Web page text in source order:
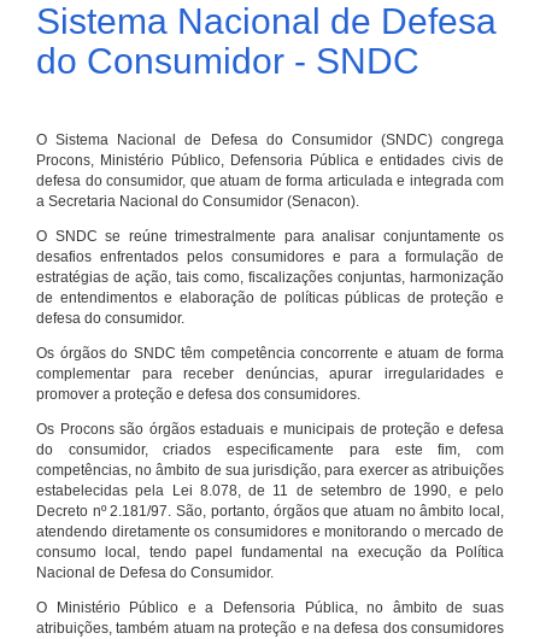
Sistema Nacional de Defesa
do Consumidor - SNDC
O Sistema Nacional de Defesa do Consumidor (SNDC) congrega
Procons, Ministério Público, Defensoria Pública e entidades civis de
defesa do consumidor, que atuam de forma articulada e integrada com
a Secretaria Nacional do Consumidor (Senacon).
O SNDC se reúne trimestralmente para analisar conjuntamente os
desafios enfrentados pelos consumidores e para a formulação de
estratégias de ação, tais como, fiscalizações conjuntas, harmonização
de entendimentos e elaboração de políticas públicas de proteção e
defesa do consumidor.
Os órgãos do SNDC têm competência concorrente e atuam de forma
complementar para receber denúncias, apurar irregularidades e
promover a proteção e defesa dos consumidores.
Os Procons são órgãos estaduais e municipais de proteção e defesa
do consumidor, criados especificamente para este fim, com
competências, no âmbito de sua jurisdição, para exercer as atribuições
estabelecidas pela Lei 8.078, de 11 de setembro de 1990, e pelo
Decreto nº 2.181/97. São, portanto, órgãos que atuam no âmbito local,
atendendo diretamente os consumidores e monitorando o mercado de
consumo local, tendo papel fundamental na execução da Política
Nacional de Defesa do Consumidor.
O Ministério Público e a Defensoria Pública, no âmbito de suas
atribuições, também atuam na proteção e na defesa dos consumidores